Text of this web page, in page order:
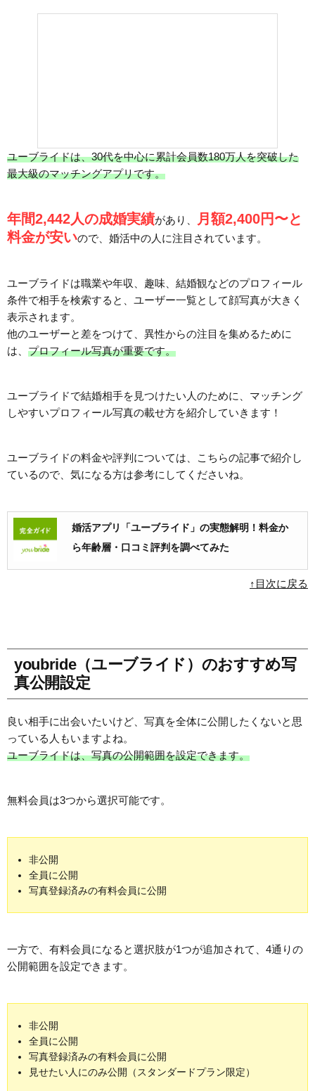
ユーブライドは、30代を中心に累計会員数180万人を突破した
最大級のマッチングアプリです。
年間2,442人の成婚実績があり、
月額2,400円〜と
料金が安いので、婚活中の人に注目されています。
ユーブライドは職業や年収、趣味、結婚観などのプロフィール
条件で相手を検索すると、ユーザー一覧として顔写真が大きく
表示されます。
他のユーザーと差をつけて、異性からの注目を集めるために
は、 プロフィール写真が重要です。
ユーブライドで結婚相手を見つけたい人のために、マッチング
しやすいプロフィール写真の載せ方を紹介していきます！
ユーブライドの料金や評判については、こちらの記事で紹介し
ているので、気になる方は参考にしてくださいね。
婚活アプリ「ユーブライド」の実態解明！料金か
ら年齢層・口コミ評判を調べてみた
↑目次に戻る
youbride（ユーブライド）のおすすめ写
真公開設定
良い相手に出会いたいけど、写真を全体に公開したくないと思
っている人もいますよね。
ユーブライドは、写真の公開範囲を設定できます。
無料会員は3つから選択可能です。
非公開
全員に公開
写真登録済みの有料会員に公開
一方で、有料会員になると選択肢が1つが追加されて、4通りの
公開範囲を設定できます。
非公開
全員に公開
写真登録済みの有料会員に公開
見せたい人にのみ公開（スタンダードプラン限定）